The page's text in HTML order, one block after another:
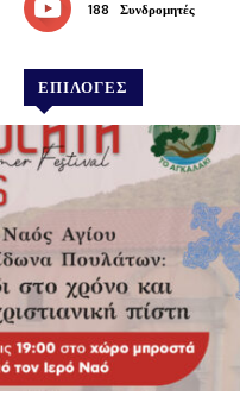
188 Συνδρομητές
ΕΠΙΛΟΓΕΣ